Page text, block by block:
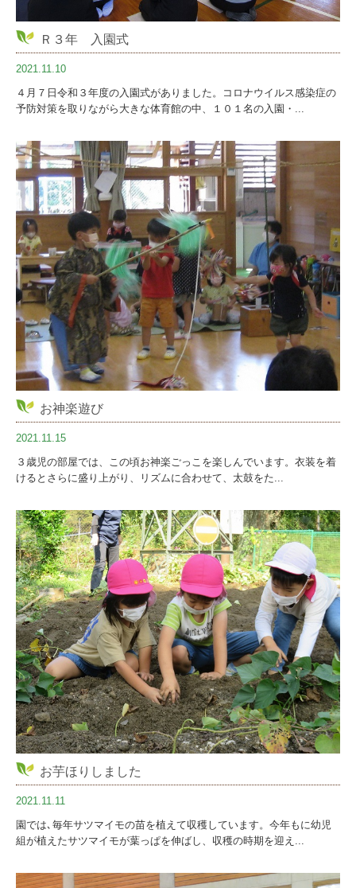
Ｒ３年 入園式
2021.11.10
４月７日令和３年度の入園式がありました。コロナウイルス感染症の
予防対策を取りながら大きな体育館の中、１０１名の入園・...
お神楽遊び
2021.11.15
３歳児の部屋では、この頃お神楽ごっこを楽しんでいます。衣装を着
けるとさらに盛り上がり、リズムに合わせて、太鼓をた...
お芋ほりしました
2021.11.11
園では､毎年サツマイモの苗を植えて収穫しています。今年もに幼児
組が植えたサツマイモが葉っぱを伸ばし、収穫の時期を迎え...